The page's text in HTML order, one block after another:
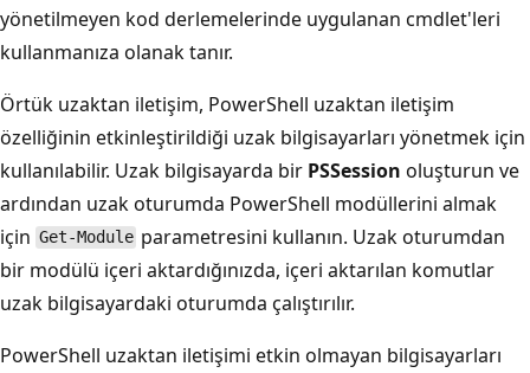
yönetilmeyen kod derlemelerinde uygulanan cmdlet'leri
kullanmanıza olanak tanır.
Örtük uzaktan iletişim, PowerShell uzaktan iletişim
özelliğinin etkinleştirildiği uzak bilgisayarları yönetmek için
kullanılabilir. Uzak bilgisayarda bir PSSession oluşturun ve
ardından uzak oturumda PowerShell modüllerini almak
için Get-Module parametresini kullanın. Uzak oturumdan
bir modülü içeri aktardığınızda, içeri aktarılan komutlar
uzak bilgisayardaki oturumda çalıştırılır.
PowerShell uzaktan iletişimi etkin olmayan bilgisayarları